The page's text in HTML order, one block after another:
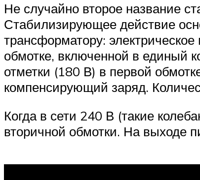
Не случайно второе название
Стабилизирующее действие
трансформатору:
обмотке, включенной в единый
отметки (180 В) в первой
компенсирующий заряд.
Когда в сети 240 В (такие
вторичной обмотки. На выходе